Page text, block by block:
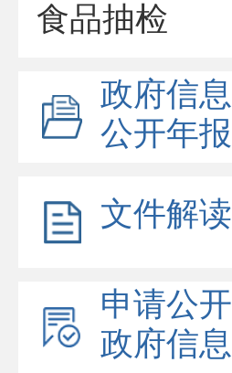
食品抽检
政府信息
公开年报
文件解读
申请公开
政府信息